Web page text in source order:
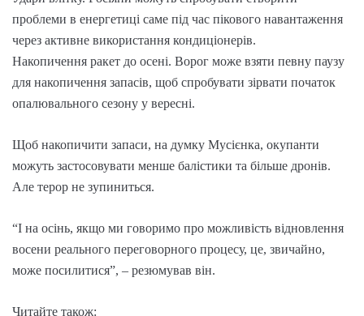
проблеми в енергетиці саме під час пікового навантаження
через активне використання кондиціонерів.
Накопичення ракет до осені. Ворог може взяти певну паузу
для накопичення запасів, щоб спробувати зірвати початок
опалювального сезону у вересні.
Щоб накопичити запаси, на думку Мусієнка, окупанти
можуть застосовувати менше балістики та більше дронів.
Але терор не зупиниться.
“І на осінь, якщо ми говоримо про можливість відновлення
восени реального переговорного процесу, це, звичайно,
може посилитися”, – резюмував він.
Читайте також: